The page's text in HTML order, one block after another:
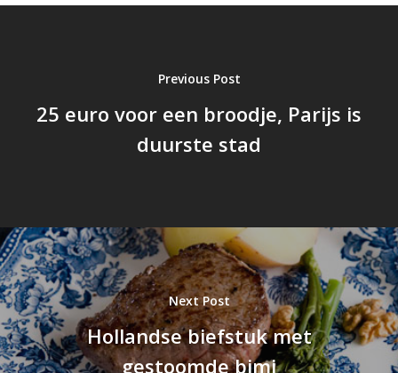
Previous Post
25 euro voor een broodje, Parijs is
duurste stad
Next Post
Hollandse biefstuk met
gestoomde bimi